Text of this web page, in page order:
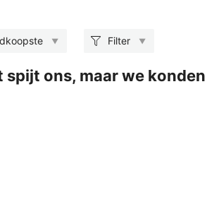
Filter
spijt ons, maar we